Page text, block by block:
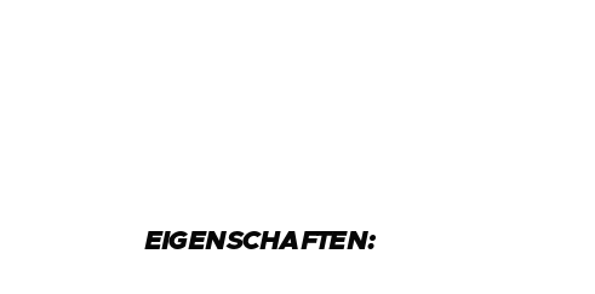
EIGENSCHAFTEN: